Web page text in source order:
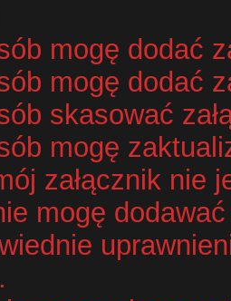
mogę dodać
mogę dodać
skasować
mogę
załącznik nie
mogę dodawać